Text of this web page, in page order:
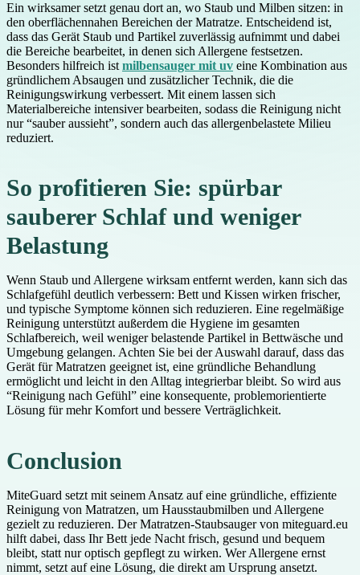
Ein wirksamersetzt genau dort an, wo Staub und Milben sitzen: in
den oberflächennahen Bereichen der Matratze. Entscheidend ist,
dass das Gerät Staub und Partikel zuverlässig aufnimmt und dabei
die Bereiche bearbeitet, in denen sich Allergene festsetzen.
Besonders hilfreich ist milbensauger mit uv eine Kombination aus
gründlichem Absaugen und zusätzlicher Technik, die die
Reinigungswirkung verbessert. Mit einem lassen sich
Materialbereiche intensiver bearbeiten, sodass die Reinigung nicht
nur “sauber aussieht”, sondern auch das allergenbelastete Milieu
reduziert.
So profitieren Sie: spürbar
sauberer Schlaf und weniger
Belastung
Wenn Staub und Allergene wirksam entfernt werden, kann sich das
Schlafgefühl deutlich verbessern: Bett und Kissen wirken frischer,
und typische Symptome können sich reduzieren. Eine regelmäßige
Reinigung unterstützt außerdem die Hygiene im gesamten
Schlafbereich, weil weniger belastende Partikel in Bettwäsche und
Umgebung gelangen. Achten Sie bei der Auswahl darauf, dass das
Gerät für Matratzen geeignet ist, eine gründliche Behandlung
ermöglicht und leicht in den Alltag integrierbar bleibt. So wird aus
“Reinigung nach Gefühl” eine konsequente, problemorientierte
Lösung für mehr Komfort und bessere Verträglichkeit.
Conclusion
MiteGuard setzt mit seinem Ansatz auf eine gründliche, effiziente
Reinigung von Matratzen, um Hausstaubmilben und Allergene
gezielt zu reduzieren. Der Matratzen-Staubsauger von miteguard.eu
hilft dabei, dass Ihr Bett jede Nacht frisch, gesund und bequem
bleibt, statt nur optisch gepflegt zu wirken. Wer Allergene ernst
nimmt, setzt auf eine Lösung, die direkt am Ursprung ansetzt.